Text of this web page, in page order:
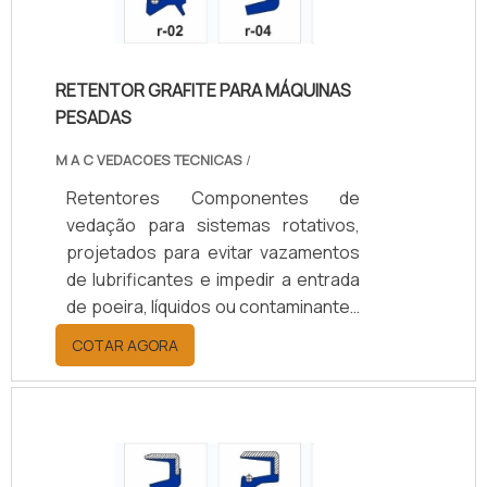
agrícola, naval, ferroviário e
industrial, aumentam a durabilidade
de manutenção e garantem
eficiência operacional.
RETENTOR GRAFITE PARA MÁQUINAS
PESADAS
M A C VEDACOES TECNICAS /
Retentores Componentes de
vedação para sistemas rotativos,
projetados para evitar vazamentos
de lubrificantes e impedir a entrada
de poeira, líquidos ou contaminantes
em eixos e rolamentos. Disponíveis
em borracha nitrílica (NBR), Viton
(FKM), silicone, PTFE ou grafite,
+200°C, conforme o material.
Oferecem opções de vedação
COTAR AGORA